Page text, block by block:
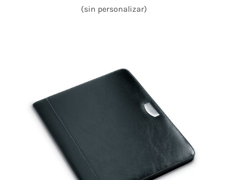
(sin personalizar)